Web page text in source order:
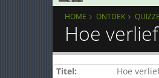
HOME ONTDEK
Hoe
Titel:
Hoe